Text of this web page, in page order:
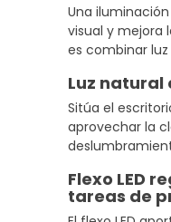
Una
visual y mejora
es combinar
conjunto sin
Luz
Sitúa el
aprovechar la
artificial de
notar un
Flexo LED
tareas de